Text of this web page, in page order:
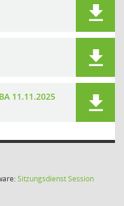
11.11.2025
SitzungsdienstSession(Wird in